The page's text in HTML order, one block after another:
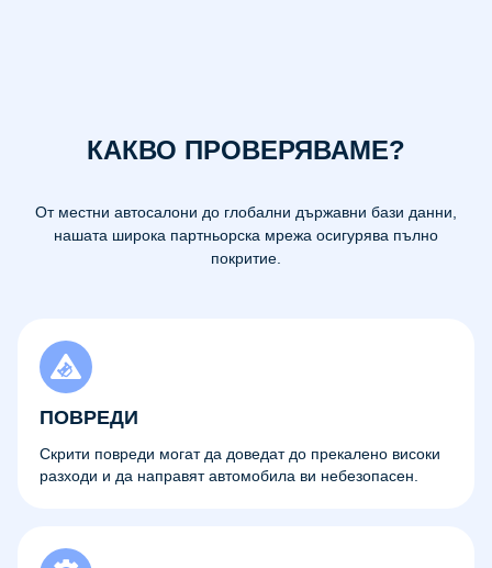
КАКВО ПРОВЕРЯВАМЕ?
От местни автосалони до глобални държавни бази данни,
нашата широка партньорска мрежа осигурява пълно
покритие.
ПОВРЕДИ
Скрити повреди могат да доведат до прекалено високи
разходи и да направят автомобила ви небезопасен.